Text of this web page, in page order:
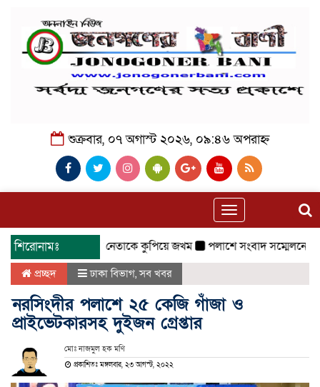
শুক্রবার, ০৭ অগাস্ট ২০২৬, ০৯:৪৬ অপরাহ্ন
Toggle
navigation
শিরোনামঃদলের দুই নেতাকে কুপিয়ে জখম পলাশে সংবাদ সম্মেলনে
প্রচ্ছদ ঢাকা বিভাগ,সব খবর
নরসিংদীর পলাশে ২৫ কেজি গাঁজা ও
প্রাইভেটকারসহ দুইজন গ্রেপ্তার
মোঃ নাজমুল হক মণি
প্রকাশিতঃ মঙ্গলবার, ২৩ আগস্ট, ২০২২